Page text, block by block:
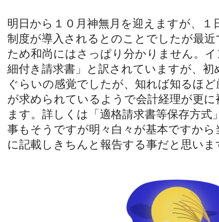
明日から１０月神無月を迎えますが、
制度が導入されるとのことでしたが最
ため和尚にはさっぱり分かりません。
細付き請求書」と訳されていますが、
ぐらいの感覚でしたが、知れば知るほ
が求められているようで会計経理が更
ます。詳しくは「適格請求書等保存方
事もそうですが明々白々が基本ですか
に記載しきちんと報告する事だと思いま